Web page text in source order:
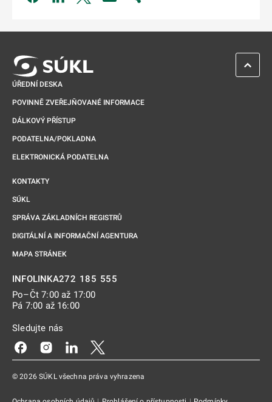
ÚŘEDNÍ DESKA
POVINNĚ ZVEŘEJŇOVANÉ INFORMACE
DÁLKOVÝ PŘÍSTUP
PODATELNA/POKLADNA
ELEKTRONICKÁ PODATELNA
KONTAKTY
SÚKL
SPRÁVA ZÁKLADNÍCH REGISTRŮ
DIGITÁLNÍ A INFORMAČNÍ AGENTURA
MAPA STRÁNEK
INFOLINKA272 185 555
Po–Čt 7:00 až 17:00
Pá 7:00 až 16:00
Sledujte nás
Odkaz se otevře na nové kartě
Odkaz se otevře na nové kartě
Odkaz se otevře na nové kartě
© 2026 SÚKL všechna práva vyhrazena
ZPĚT